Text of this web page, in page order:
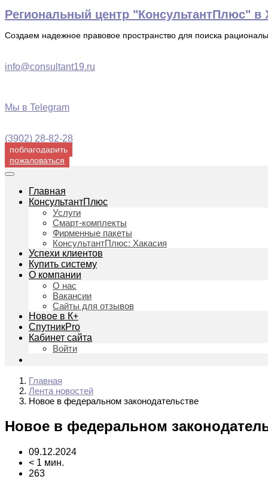
Перейти
к
содержимому
Региональный центр "КонсультантПлюс" в
Создаем надежное правовое пространство для поиска
info@consultant19.ru
Мы в Telegram
(3902) 28-82-28
поблагодарить
пожаловаться
Главная
КонсультантПлюс
Услуги
Смарт-комплекты
Фирменные пакеты
КонсультантПлюс: Хакасия
Успехи клиентов
Купить систему
О компании
О нас
Вакансии
Сайты для отзывов
Новое в К+
СпутникPro
Кабинет сайта
Войти
Главная
Лента новостей
Новое в федеральном законодательстве
Новое в федеральном
09.12.2024
< 1 мин.
263